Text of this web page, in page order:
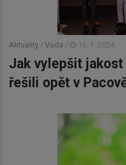
Aktuality / Voda / 16. 1. 2024
Jak vylepšit jakost
řešili opět v